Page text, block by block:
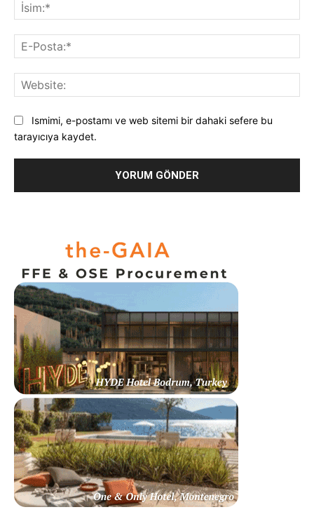
Ismimi, e-postamı ve web sitemi bir dahaki sefere bu
tarayıcıya kaydet.